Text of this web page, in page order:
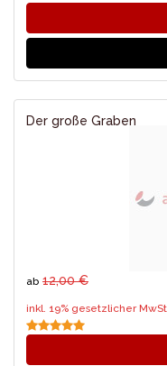
Der große Graben
ab 12,00 €
inkl. 19% gesetzlicher